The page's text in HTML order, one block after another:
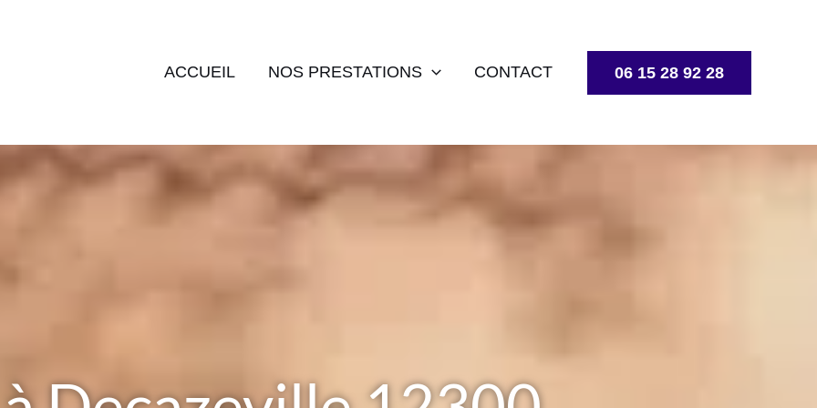
ACCUEIL NOS PRESTATIONS CONTACT 06 15 28 92 28